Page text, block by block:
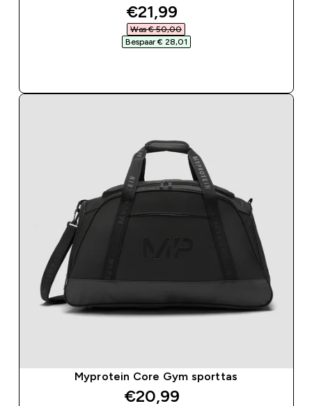
discounted price
€21,99‎
Was € 50,00‎
Bespaar € 28,01‎
Myprotein Core Gym sporttas
discounted price
€20,99‎